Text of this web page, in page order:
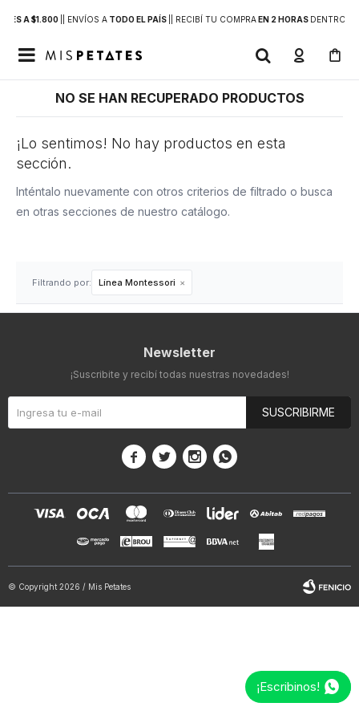
A $1.800 | ENVÍOS ATODO EL PAÍS | RECIBÍ TU COMPRAEN 2 HORAS DENTRO

NO SE HAN RECUPERADO PRODUCTOS
¡Lo sentimos! No hay productos en esta
sección.
Inténtalo nuevamente con otros criterios de filtrado o busca
en otras secciones de nuestro catálogo.
Filtrando por: Línea Montessori
Newsletter
¡Suscribite y recibí todas nuestras novedades!
SUSCRIBIRME
   
© Copyright 2026 / Mis Petates
Fenicio
¡Escribinos!